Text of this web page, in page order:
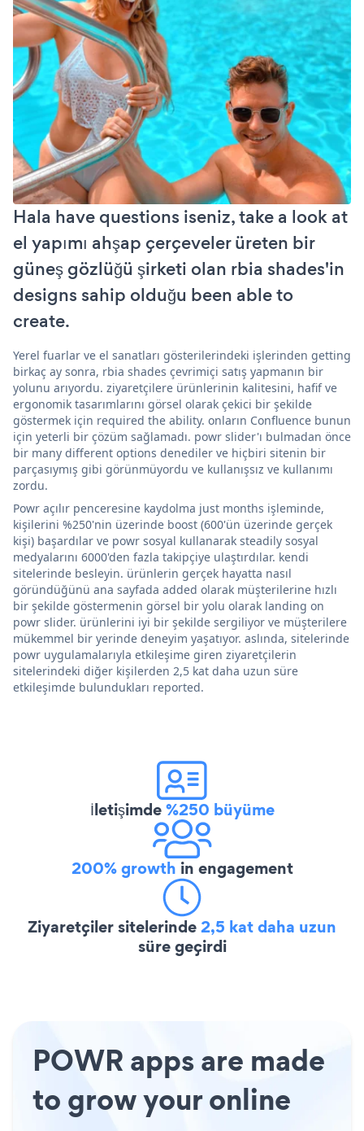
Hala have questions iseniz, take a look at
el yapımı ahşap çerçeveler üreten bir
güneş gözlüğü şirketi olan rbia shades'in
designs sahip olduğu been able to
create.
Yerel fuarlar ve el sanatları gösterilerindeki işlerinden getting
birkaç ay sonra, rbia shades çevrimiçi satış yapmanın bir
yolunu arıyordu. ziyaretçilere ürünlerinin kalitesini, hafif ve
ergonomik tasarımlarını görsel olarak çekici bir şekilde
göstermek için required the ability. onların Confluence bunun
için yeterli bir çözüm sağlamadı. powr slider'ı bulmadan önce
bir many different options denediler ve hiçbiri sitenin bir
parçasıymış gibi görünmüyordu ve kullanışsız ve kullanımı
zordu.
Powr açılır penceresine kaydolma just months işleminde,
kişilerini %250'nin üzerinde boost (600'ün üzerinde gerçek
kişi) başardılar ve powr sosyal kullanarak steadily sosyal
medyalarını 6000'den fazla takipçiye ulaştırdılar. kendi
sitelerinde besleyin. ürünlerin gerçek hayatta nasıl
göründüğünü ana sayfada added olarak müşterilerine hızlı
bir şekilde göstermenin görsel bir yolu olarak landing on
powr slider. ürünlerini iyi bir şekilde sergiliyor ve müşterilere
mükemmel bir yerinde deneyim yaşatıyor. aslında, sitelerinde
powr uygulamalarıyla etkileşime giren ziyaretçilerin
sitelerindeki diğer kişilerden 2,5 kat daha uzun süre
etkileşimde bulundukları reported.
İletişimde%250 büyüme
200% growth in engagement
Ziyaretçiler sitelerinde2,5 kat daha uzun
süre geçirdi
POWR apps are made
to grow your online